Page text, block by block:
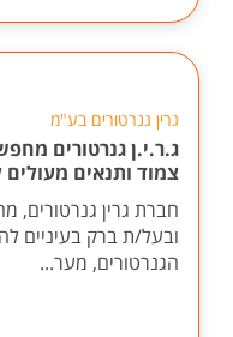
גרין גנרטורים בע"מ
ג.ר.י.ן גנרטורים
צמוד ותנאים
חברת גרין גנרטורים,
ובעל/ת ברק בעיניים
הגנרטורים, מער...